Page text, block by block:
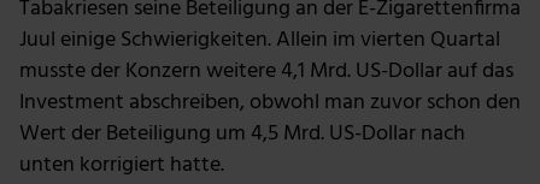
Tabakriesen seine Beteiligung an der E-Zigarettenfirma
Juul einige Schwierigkeiten. Allein im vierten Quartal
musste der Konzern weitere 4,1 Mrd. US-Dollar auf das
Investment abschreiben, obwohl man zuvor schon den
Wert der Beteiligung um 4,5 Mrd. US-Dollar nach
unten korrigiert hatte.